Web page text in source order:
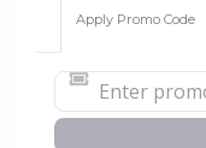
Apply Promo Code